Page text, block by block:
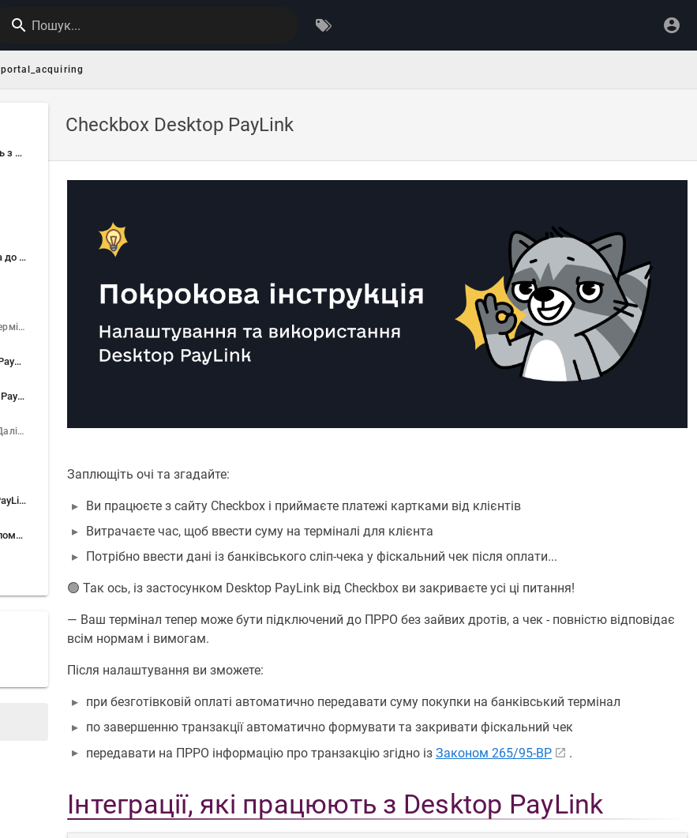
Пошук...
portal_acquiring
Checkbox Desktop PayLink
Інтеграції, які працюють з Desktop PayLink
Підключення термінала до ПК
Тип підключення термінала до ПК
Встановлення Desktop PayLink
Налаштування Desktop PayLink
Натисніть кнопку Далі →.
Підключення Desktop PayLink до сайту Checkbox
Вирішення поширених помилок
Заплющіть очі та згадайте:
Ви працюєте з сайту Checkbox і приймаєте платежі картками від клієнтів
Витрачаєте час, щоб ввести суму на терміналі для клієнта
Потрібно ввести дані із банківського сліп-чека у фіскальний чек після оплати...
🟢 Так ось, із застосунком Desktop PayLink від Checkbox ви закриваєте усі ці питання!
— Ваш термінал тепер може бути підключений до ПРРО без зайвих дротів, а чек - повністю відповідає
всім нормам і вимогам.
Після налаштування ви зможете:
при безготівковій оплаті автоматично передавати суму покупки на банківський термінал
по завершенню транзакції автоматично формувати та закривати фіскальний чек
передавати на ПРРО інформацію про транзакцію згідно із Законом 265/95-ВР .
Інтеграції, які працюють з Desktop PayLink